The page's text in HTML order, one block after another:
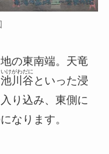
の東南端。天竜
池川谷
いけがわだに
といった浸
り込み、東側に
なります。